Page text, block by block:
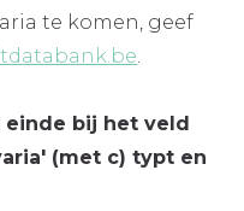
te komen, geef
einde bij het veld
(met c) typt en